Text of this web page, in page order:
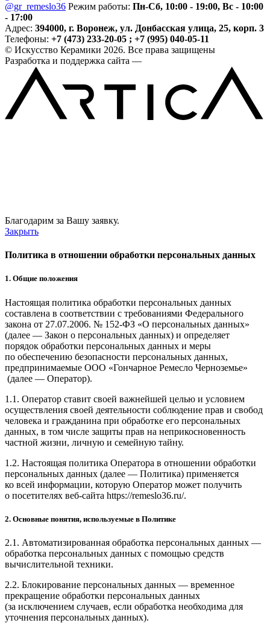
@gr_remeslo36 Режим работы: Пн-Сб, 10:00 - 19:00, Вс - 10:00
- 17:00
Адрес: 394000, г. Воронеж, ул. Донбасская улица, 25, корп. 3
Телефоны: +7 (473) 233-20-05 ; +7 (995) 040-05-11
© Искусство Керамики 2026. Все права защищены
Разработка и поддержка сайта —
Благодарим за Вашу заявку.
Закрыть
Политика в отношении обработки персональных данных
1. Общие положения
Настоящая политика обработки персональных данных
составлена в соответствии с требованиями Федерального
закона от 27.07.2006. № 152-ФЗ «О персональных данных»
(далее — Закон о персональных данных) и определяет
порядок обработки персональных данных и меры
по обеспечению безопасности персональных данных,
предпринимаемые ООО «Гончарное Ремесло Черноземье»
(далее — Оператор).
1.1. Оператор ставит своей важнейшей целью и условием
осуществления своей деятельности соблюдение прав и свобод
человека и гражданина при обработке его персональных
данных, в том числе защиты прав на неприкосновенность
частной жизни, личную и семейную тайну.
1.2. Настоящая политика Оператора в отношении обработки
персональных данных (далее — Политика) применяется
ко всей информации, которую Оператор может получить
о посетителях веб-сайта https://remeslo36.ru/.
2. Основные понятия, используемые в Политике
2.1. Автоматизированная обработка персональных данных —
обработка персональных данных с помощью средств
вычислительной техники.
2.2. Блокирование персональных данных — временное
прекращение обработки персональных данных
(за исключением случаев, если обработка необходима для
уточнения персональных данных).